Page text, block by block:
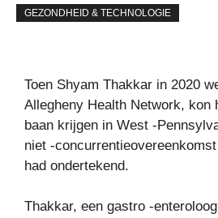
GEZONDHEID & TECHNOLOGIE
Toen Shyam Thakkar in 2020
Allegheny Health Network, kon
baan krijgen in West -
niet -
had ondertekend.
Thakkar, een gastro -